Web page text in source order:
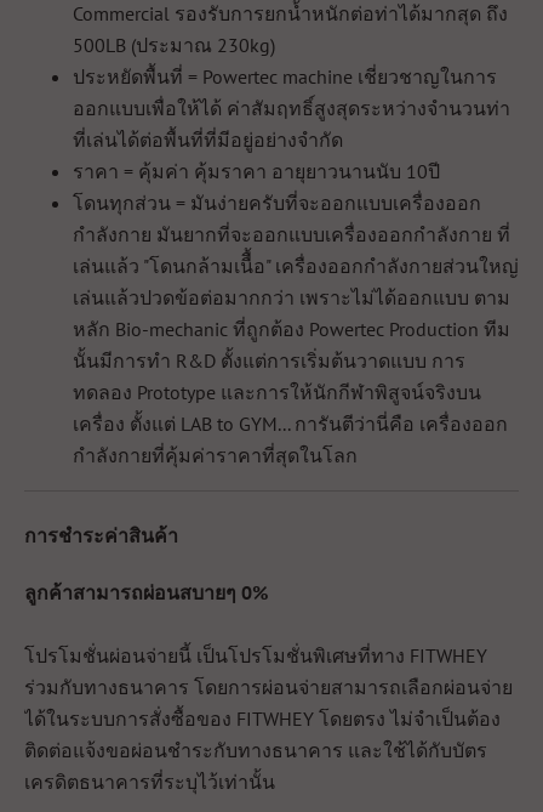
Commercial รองรับการยกน้ำหนักต่อท่าได้มากสุด ถึง
500LB (ประมาณ 230kg)
ประหยัดพื้นที่ = Powertec machine เชี่ยวชาญในการ
ออกแบบเพื่อให้ได้ ค่าสัมฤทธิ์สูงสุดระหว่างจำนวนท่า
ที่เล่นได้ต่อพื้นที่ที่มีอยู่อย่างจำกัด
ราคา = คุ้มค่า คุ้มราคา อายุยาวนานนับ 10ปี
โดนทุกส่วน = มันง่ายครับที่จะออกแบบเครื่องออก
กำลังกาย มันยากที่จะออกแบบเครื่องออกกำลังกาย ที่
เล่นแล้ว "โดนกล้ามเนืื้อ" เครื่องออกกำลังกายส่วนใหญ่
เล่นแล้วปวดข้อต่อมากกว่า เพราะไม่ได้ออกแบบ ตาม
หลัก Bio-mechanic ที่ถูกต้อง Powertec Production ทีม
นั้นมีการทำ R&D ตั้งแต่การเริ่มต้นวาดแบบ การ
ทดลอง Prototype และการให้นักกีฬาพิสูจน์จริงบน
เครื่อง ตั้งแต่ LAB to GYM... การันตีว่านี่คือ เครื่องออก
กำลังกายที่คุ้มค่าราคาที่สุดในโลก
การชำระค่าสินค้า
ลูกค้าสามารถผ่อนสบายๆ 0%
โปรโมชั่นผ่อนจ่ายนี้ เป็นโปรโมชั่นพิเศษที่ทาง FITWHEY
ร่วมกับทางธนาคาร โดยการผ่อนจ่ายสามารถเลือกผ่อนจ่าย
ได้ในระบบการสั่งซื้อของ FITWHEY โดยตรง ไม่จำเป็นต้อง
ติดต่อแจ้งขอผ่อนชำระกับทางธนาคาร และใช้ได้กับบัตร
เครดิตธนาคารที่ระบุไว้เท่านั้น